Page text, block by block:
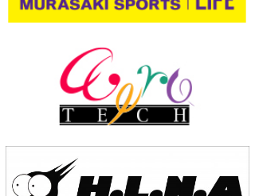
予報士 hiro.
Mr.K
chappy